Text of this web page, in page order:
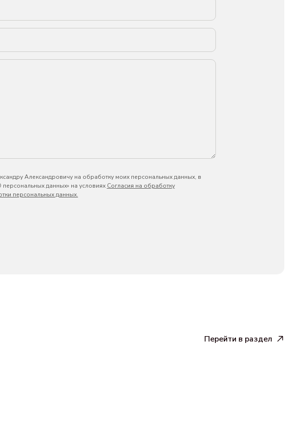
Александровичу на обработку моих персональных данных, в
данных» на условиях Согласия на обработку
персональных данных.
Перейти в раздел